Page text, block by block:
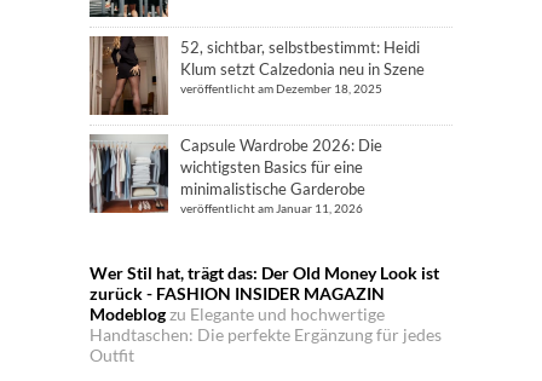
52, sichtbar, selbstbestimmt: Heidi
Klum setzt Calzedonia neu in Szene
veröffentlicht am Dezember 18, 2025
Capsule Wardrobe 2026: Die
wichtigsten Basics für eine
minimalistische Garderobe
veröffentlicht am Januar 11, 2026
Wer Stil hat, trägt das: Der Old Money Look ist
zurück - FASHION INSIDER MAGAZIN
Modeblogzu Elegante und hochwertige
Handtaschen: Die perfekte Ergänzung für jedes
Outfit